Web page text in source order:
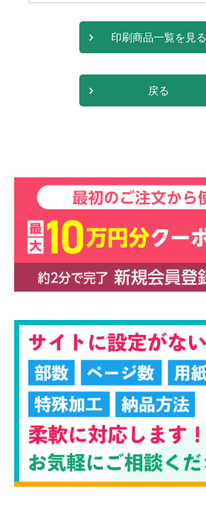
印刷商品一覧を見る
戻る